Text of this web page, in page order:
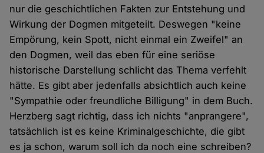
nur die geschichtlichen Fakten zur Entstehung und
Wirkung der Dogmen mitgeteilt. Deswegen "keine
Empörung, kein Spott, nicht einmal ein Zweifel" an
den Dogmen, weil das eben für eine seriöse
historische Darstellung schlicht das Thema verfehlt
hätte. Es gibt aber jedenfalls absichtlich auch keine
"Sympathie oder freundliche Billigung" in dem Buch.
Herzberg sagt richtig, dass ich nichts "anprangere",
tatsächlich ist es keine Kriminalgeschichte, die gibt
es ja schon, warum soll ich da noch eine schreiben?